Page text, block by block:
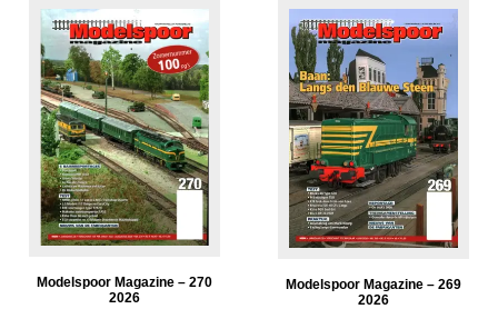
Modelspoor Magazine – 270
2026
Modelspoor Magazine – 269
2026